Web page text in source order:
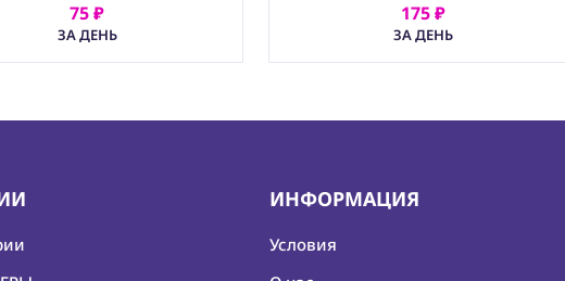
75 ₽
ЗА ДЕНЬ
АРЕНДОВАТЬ 175 ₽
ЗА ДЕНЬ
АРЕНДОВАТЬ
ИНФОРМАЦИЯ
Условия